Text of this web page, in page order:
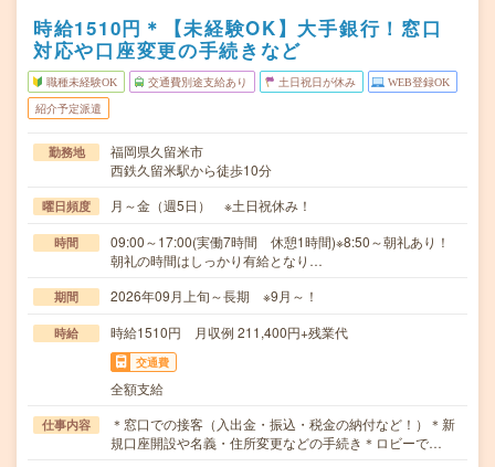
時給1510円＊【未経験OK】大手銀行！窓口
対応や口座変更の手続きなど
職種未経験OK 交通費別途支給あり 土日祝日が休み WEB登録OK
紹介予定派遣
勤務地
福岡県久留米市
西鉄久留米駅から徒歩10分
曜日頻度 月～金（週5日） ※土日祝休み！
時間
09:00～17:00(実働7時間 休憩1時間)※8:50～朝礼あり！
朝礼の時間はしっかり有給となり…
期間 2026年09月上旬～長期 ※9月～！
時給 時給1510円 月収例 211,400円+残業代
交通費
全額支給
仕事内容
＊窓口での接客（入出金・振込・税金の納付など！）＊新
規口座開設や名義・住所変更などの手続き＊ロビーで…